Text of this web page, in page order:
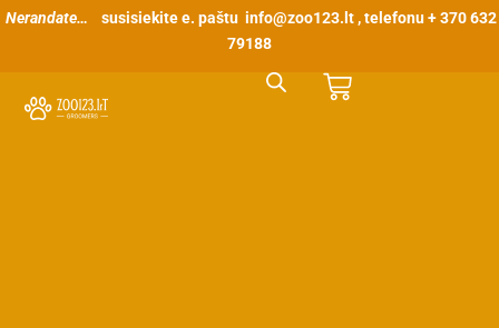
Pereiti
Nerandate… susisiekite e. paštu info@zoo123.lt , telefonu + 370 632
79188
Cart